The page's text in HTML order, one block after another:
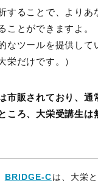
することで、よりあ
ことができますよ。
なツールを提供して
栄だけです。）
市販されており、通
ころ、大栄受講生は
BRIDGE-Cは、大栄